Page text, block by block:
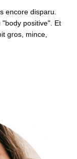
encore disparu.
positive". Et
gros, mince,